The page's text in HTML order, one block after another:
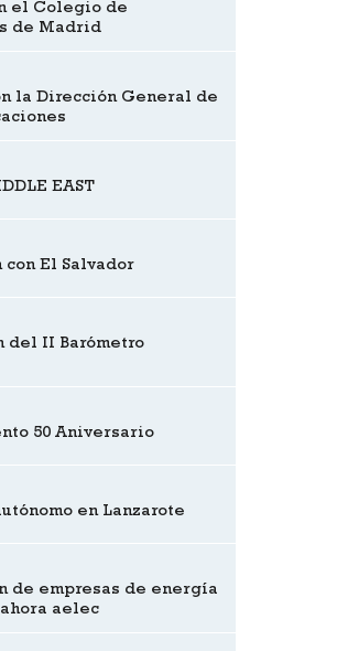
el Colegio de
de Madrid
la Dirección General de
EAST
con El Salvador
del II Barómetro
50 Aniversario
en Lanzarote
de empresas de energía
aelec